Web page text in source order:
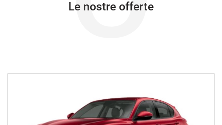
962€/mese
Le nostre offerte